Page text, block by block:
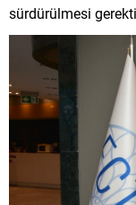
sürdürülmesi